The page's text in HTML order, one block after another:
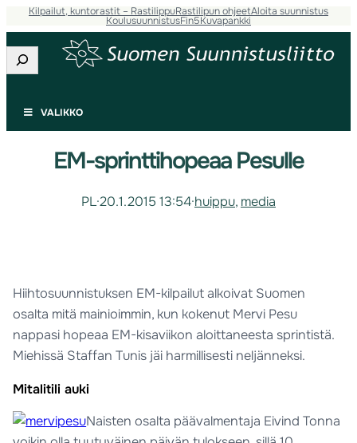
Kilpailut, kuntorastit – RastilippuRastilipun ohjeetAloita suunnistus
KoulusuunnistusFin5Kuvapankki
Etsi
VALIKKO
EM-sprinttihopeaa Pesulle
PL·20.1.2015 13:54·huippu, media
Hiihtosuunnistuksen EM-kilpailut alkoivat Suomen
osalta mitä mainioimmin, kun kokenut Mervi Pesu
nappasi hopeaa EM-kisaviikon aloittaneesta sprintistä.
Miehissä Staffan Tunis jäi harmillisesti neljänneksi.
Mitalitili auki
Naisten osalta päävalmentaja Eivind Tonna